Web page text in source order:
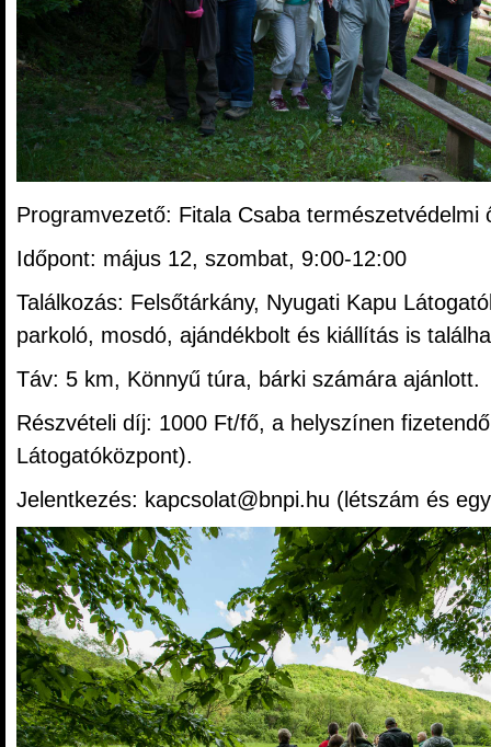
Programvezető: Fitala Csaba természetvédelmi
Időpont: május 12, szombat, 9:00-12:00
Találkozás: Felsőtárkány, Nyugati Kapu
parkoló, mosdó, ajándékbolt és kiállítás is
Táv: 5 km, Könnyű túra, bárki számára ajánlott.
Részvételi díj: 1000 Ft/fő, a helyszínen
Látogatóközpont).
Jelentkezés: kapcsolat@bnpi.hu (létszám és